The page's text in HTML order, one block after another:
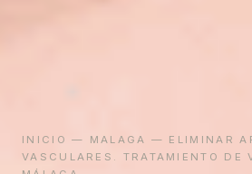
INICIO — MALAGA — ELIMINAR
VASCULARES. TRATAMIENTO DE